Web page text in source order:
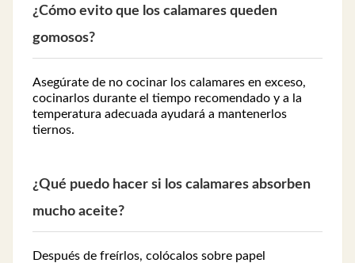
¿Cómo evito que los calamares queden
gomosos?
Asegúrate de no cocinar los calamares en exceso,
cocinarlos durante el tiempo recomendado y a la
temperatura adecuada ayudará a mantenerlos
tiernos.
¿Qué puedo hacer si los calamares absorben
mucho aceite?
Después de freírlos, colócalos sobre papel